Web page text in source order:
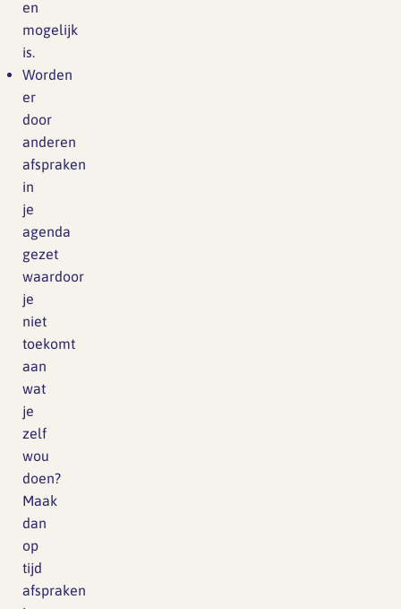
en
mogelijk
is.
Worden
er
door
anderen
afspraken
in
je
agenda
gezet
waardoor
je
niet
toekomt
aan
wat
je
zelf
wou
doen?
Maak
dan
op
tijd
afspraken